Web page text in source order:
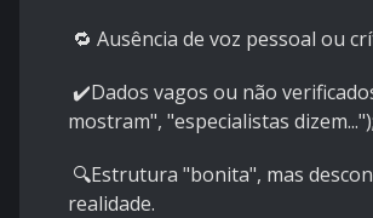
🔁 Ausência de voz pessoal ou
✔️Dados vagos ou não
mostram", "especialistas dizem...");
🔍Estrutura "bonita", mas
realidade.